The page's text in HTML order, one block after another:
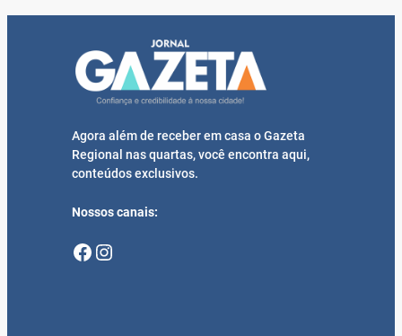
Agora além de receber em casa o Gazeta
Regional nas quartas, você encontra aqui,
conteúdos exclusivos.
Nossos canais:
Facebook Instagram